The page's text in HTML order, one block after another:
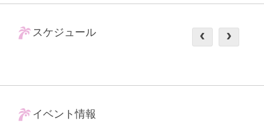
スケジュール
イベント情報